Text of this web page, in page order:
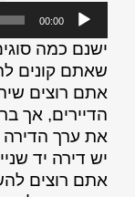
אודיו
00:00
ישנם כמה
שאתם קונים
אתם רוצים
הדיירים, אך
את ערך הדירה
יש דירה יד
אתם רוצים